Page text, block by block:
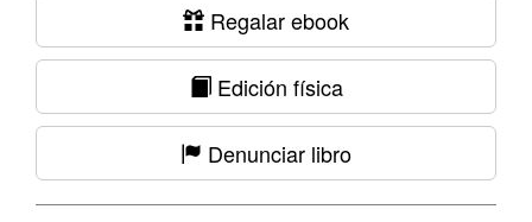
Regalar ebook
Edición física
Denunciar libro